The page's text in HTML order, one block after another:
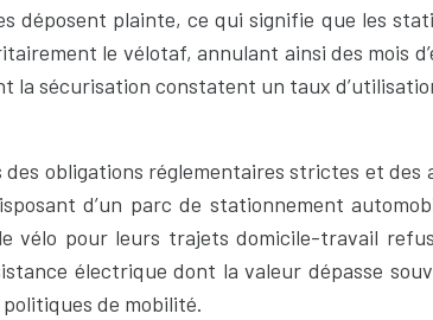
déposent plainte, ce qui signifie que les
le vélotaf, annulant ainsi des mois
la sécurisation constatent un taux
obligations réglementaires strictes et
d’un parc de stationnement
vélo pour leurs trajets domicile-travail
électrique dont la valeur dépasse
de mobilité.